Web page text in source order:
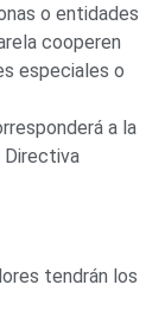
o entidades
cooperen
especiales o
a la
Directiva
tendrán los